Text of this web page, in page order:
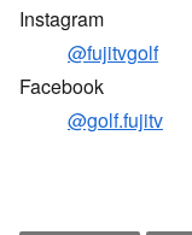
Instagram
@fujitvgolf
Facebook
@golf.fujitv